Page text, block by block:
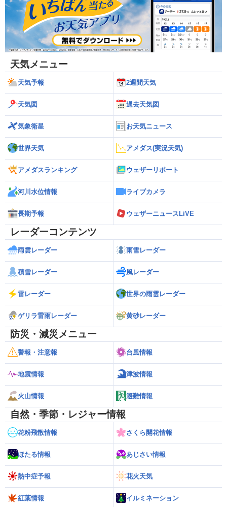
天気メニュー
天気予報 2週間天気
天気図 過去天気図
気象衛星 お天気ニュース
世界天気 アメダス(実況天気)
アメダスランキング ウェザーリポート
河川水位情報 ライブカメラ
長期予報 ウェザーニュースLiVE
レーダーコンテンツ
雨雲レーダー 雨雪レーダー
積雪レーダー 風レーダー
雷レーダー 世界の雨雲レーダー
ゲリラ雷雨レーダー 黄砂レーダー
防災・減災メニュー
警報・注意報 台風情報
地震情報 津波情報
火山情報 避難情報
自然・季節・レジャー情報
花粉飛散情報 さくら開花情報
ほたる情報 あじさい情報
熱中症予報 花火天気
紅葉情報 イルミネーション